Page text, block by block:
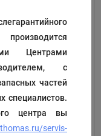
Центрами
с
частей
специалистов.
центра вы
servis-